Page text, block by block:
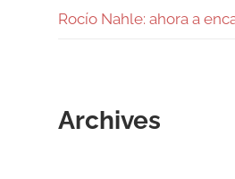
Rocío Nahle: ahora a
Archives